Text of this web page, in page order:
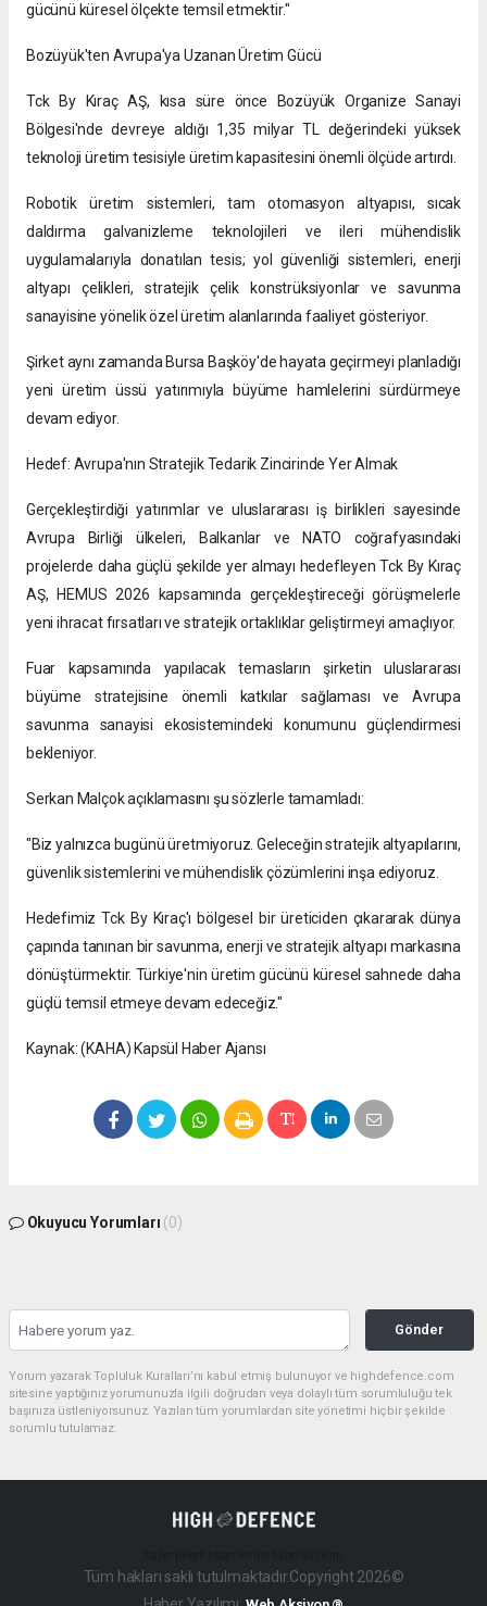
gücünü küresel ölçekte temsil etmektir."
Bozüyük'ten Avrupa'ya Uzanan Üretim Gücü
Tck By Kıraç AŞ, kısa süre önce Bozüyük Organize Sanayi
Bölgesi'nde devreye aldığı 1,35 milyar TL değerindeki yüksek
teknoloji üretim tesisiyle üretim kapasitesini önemli ölçüde artırdı.
Robotik üretim sistemleri, tam otomasyon altyapısı, sıcak
daldırma galvanizleme teknolojileri ve ileri mühendislik
uygulamalarıyla donatılan tesis; yol güvenliği sistemleri, enerji
altyapı çelikleri, stratejik çelik konstrüksiyonlar ve savunma
sanayisine yönelik özel üretim alanlarında faaliyet gösteriyor.
Şirket aynı zamanda Bursa Başköy'de hayata geçirmeyi planladığı
yeni üretim üssü yatırımıyla büyüme hamlelerini sürdürmeye
devam ediyor.
Hedef: Avrupa'nın Stratejik Tedarik Zincirinde Yer Almak
Gerçekleştirdiği yatırımlar ve uluslararası iş birlikleri sayesinde
Avrupa Birliği ülkeleri, Balkanlar ve NATO coğrafyasındaki
projelerde daha güçlü şekilde yer almayı hedefleyen Tck By Kıraç
AŞ, HEMUS 2026 kapsamında gerçekleştireceği görüşmelerle
yeni ihracat fırsatları ve stratejik ortaklıklar geliştirmeyi amaçlıyor.
Fuar kapsamında yapılacak temasların şirketin uluslararası
büyüme stratejisine önemli katkılar sağlaması ve Avrupa
savunma sanayisi ekosistemindeki konumunu güçlendirmesi
bekleniyor.
Serkan Malçok açıklamasını şu sözlerle tamamladı:
"Biz yalnızca bugünü üretmiyoruz. Geleceğin stratejik altyapılarını,
güvenlik sistemlerini ve mühendislik çözümlerini inşa ediyoruz.
Hedefimiz Tck By Kıraç'ı bölgesel bir üreticiden çıkararak dünya
çapında tanınan bir savunma, enerji ve stratejik altyapı markasına
dönüştürmektir. Türkiye'nin üretim gücünü küresel sahnede daha
güçlü temsil etmeye devam edeceğiz."
Kaynak: (KAHA) Kapsül Haber Ajansı
Okuyucu Yorumları (0)
Gönder
Yorum yazarak Topluluk Kuralları’nı kabul etmiş bulunuyor ve highdefence.com
sitesine yaptığınız yorumunuzla ilgili doğrudan veya dolaylı tüm sorumluluğu tek
başınıza üstleniyorsunuz. Yazılan tüm yorumlardan site yönetimi hiçbir şekilde
sorumlu tutulamaz.
Tüm hakları saklı tutulmaktadır.Copyright 2026©